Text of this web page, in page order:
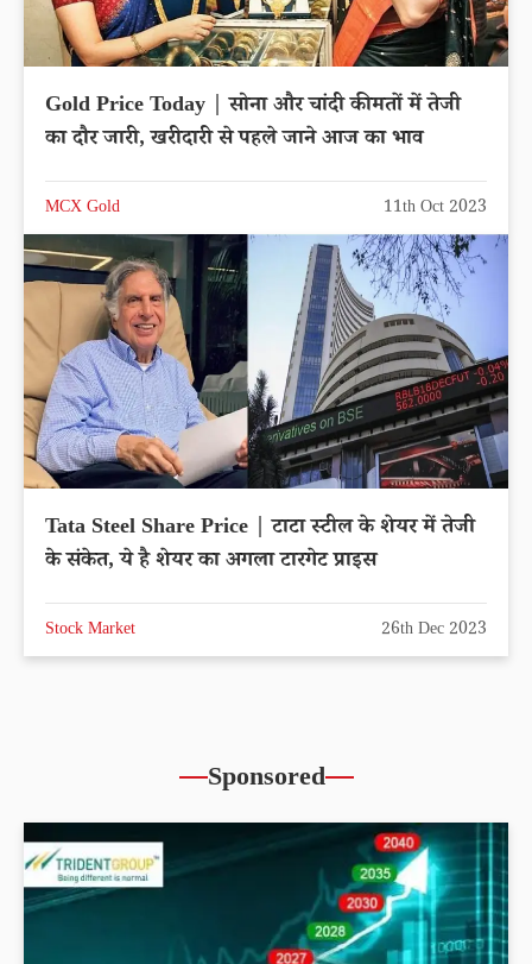
Gold Price Today | सोना और चांदी कीमतों में तेजी
का दौर जारी, खरीदारी से पहले जाने आज का भाव
MCX Gold 11th Oct 2023
Tata Steel Share Price | टाटा स्टील के शेयर में तेजी
के संकेत, ये है शेयर का अगला टारगेट प्राइस
Stock Market 26th Dec 2023
Sponsored